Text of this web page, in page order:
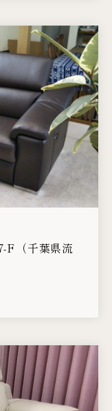
F（千葉県流